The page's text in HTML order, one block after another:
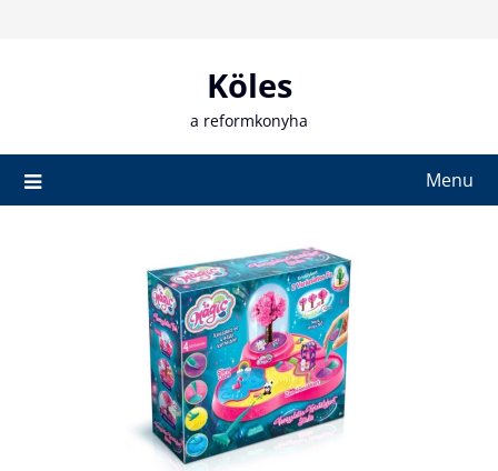
Köles
a reformkonyha
Menu